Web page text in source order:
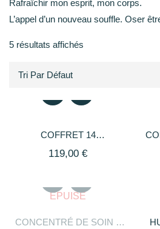
Rafraîchir mon esprit, mon corps.
L’appel d’un nouveau souffle. Oser
5 résultats affichés
COFFRET 14
CONCENTRÉS DE SOIN
119,00 €
ÉPUISÉ
CONCENTRÉ DE SOIN –